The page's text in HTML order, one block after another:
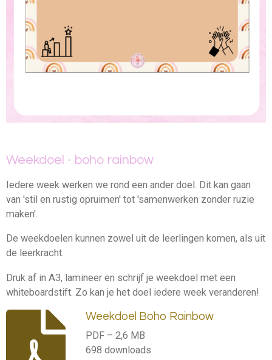
Weekdoel - boho rainbow
Iedere week werken we rond een ander doel. Dit kan gaan
van 'stil en rustig opruimen' tot 'samenwerken zonder ruzie
maken'.
De weekdoelen kunnen zowel uit de leerlingen komen, als uit
de leerkracht.
Druk af in A3, lamineer en schrijf je weekdoel met een
whiteboardstift. Zo kan je het doel iedere week veranderen!
Weekdoel Boho Rainbow
PDF – 2,6 MB
698 downloads